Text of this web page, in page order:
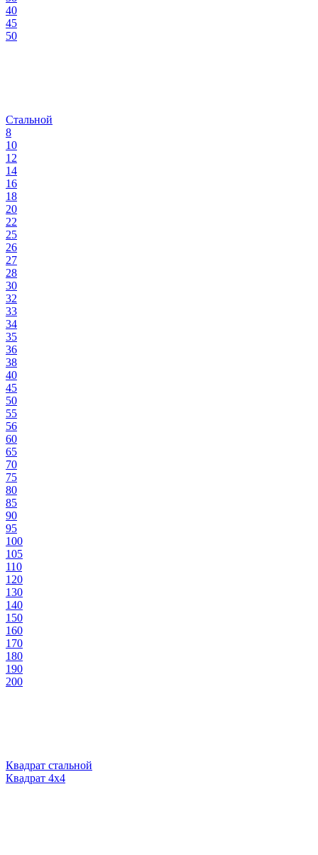
40
45
50
Стальной
8
10
12
14
16
18
20
22
25
26
27
28
30
32
33
34
35
36
38
40
45
50
55
56
60
65
70
75
80
85
90
95
100
105
110
120
130
140
150
160
170
180
190
200
Квадрат стальной
Квадрат 4х4